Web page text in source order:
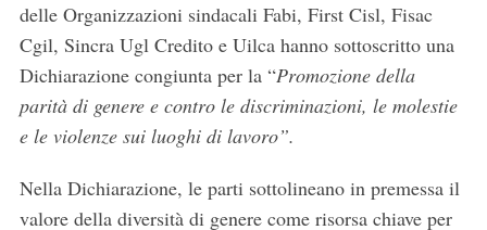
delle Organizzazioni sindacali Fabi, First Cisl, Fisac
Cgil, Sincra Ugl Credito e Uilca hanno sottoscritto una
Dichiarazione congiunta per la “Promozione della
parità di genere e contro le discriminazioni, le molestie
e le violenze sui luoghi di lavoro”.
Nella Dichiarazione, le parti sottolineano in premessa il
valore della diversità di genere come risorsa chiave per